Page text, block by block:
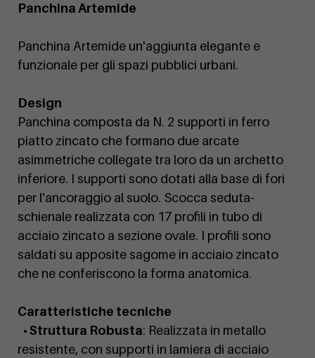
Panchina Artemide
Panchina Artemide un'aggiunta elegante e
funzionale per gli spazi pubblici urbani.
Design
Panchina composta da N. 2 supporti in ferro
piatto zincato che formano due arcate
asimmetriche collegate tra loro da un archetto
inferiore. I supporti sono dotati alla base di fori
per l'ancoraggio al suolo. Scocca seduta-
schienale realizzata con 17 profili in tubo di
acciaio zincato a sezione ovale. I profili sono
saldati su apposite sagome in acciaio zincato
che ne conferiscono la forma anatomica.
Caratteristiche tecniche
• Struttura Robusta: Realizzata in metallo
resistente, con supporti in lamiera di acciaio